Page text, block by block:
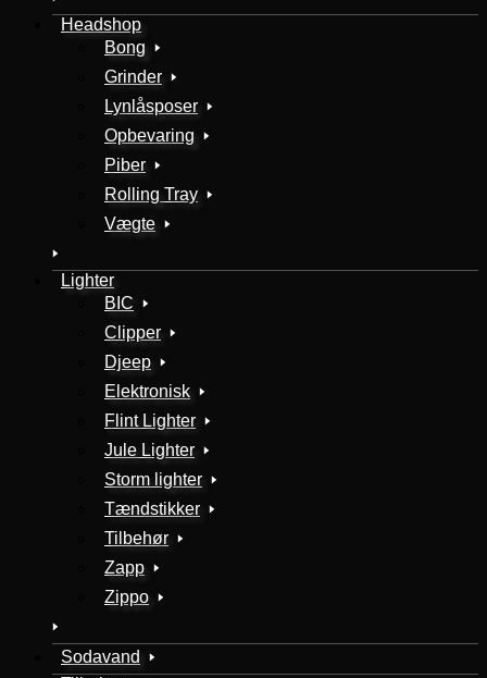
Headshop
Bong
Grinder
Lynlåsposer
Opbevaring
Piber
Rolling Tray
Vægte
Lighter
BIC
Clipper
Djeep
Elektronisk
Flint Lighter
Jule Lighter
Storm lighter
Tændstikker
Tilbehør
Zapp
Zippo
Sodavand